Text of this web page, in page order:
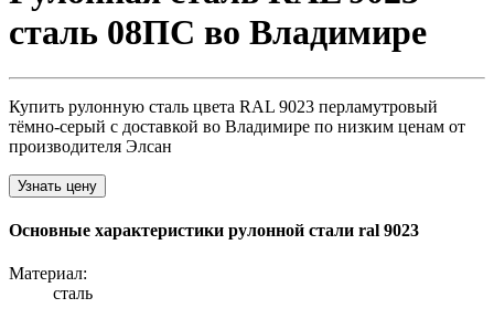
сталь 08ПС во Владимире
Купить рулонную сталь цвета RAL 9023 перламутровый
тёмно-серый с доставкой во Владимире по низким ценам от
производителя Элсан
Узнать цену
Основные характеристики рулонной стали ral 9023
Материал:
сталь